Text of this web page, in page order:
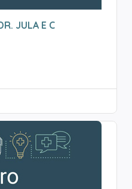
JULA E C